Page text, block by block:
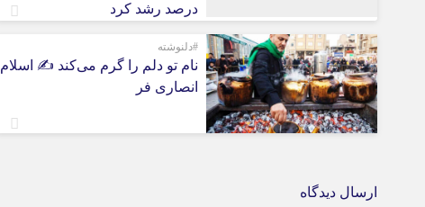
درصد رشد کرد
#دلنوشته
نام تو دلم را گرم می‌کند ✍️ اسلام
انصاری فر
ارسال دیدگاه